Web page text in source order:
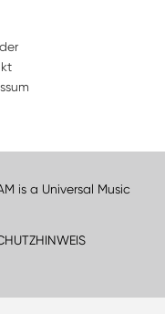
is a Universal Music